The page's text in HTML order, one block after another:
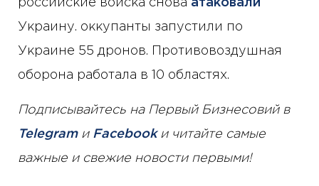
российские войска снова атаковали
Украину. оккупанты запустили по
Украине 55 дронов. Противовоздушная
оборона работала в 10 областях.
Подписывайтесь на Первый Бизнесовий в
Telegramи Facebookи читайте самые
важные и свежие новости первыми!